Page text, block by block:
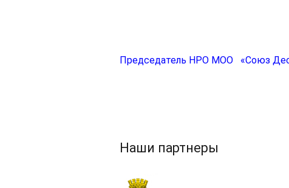
Председатель НРО МОО «Союз
Наши партнеры